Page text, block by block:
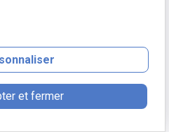
Gestion
des
cookies
Plan du
site
contact_page
Contact
phone
01.88.24.23.21
et fermer